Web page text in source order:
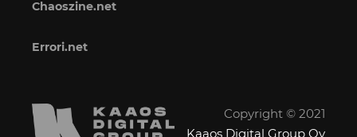
Chaoszine.net
Errori.net
Copyright © 2021
Kaaos Digital Group Oy